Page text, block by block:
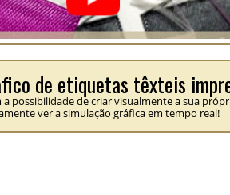
de etiquetas têxteis
a possibilidade de criar visualmente a sua
ver a simulação gráfica em tempo real!